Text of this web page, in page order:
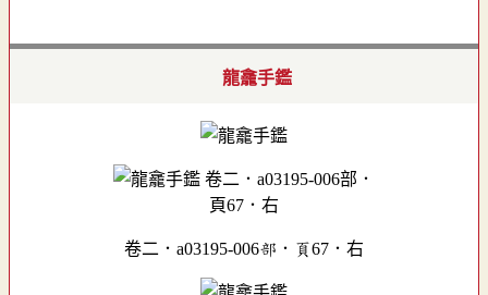
龍龕手鑑
卷二．a03195-006部．頁67．右